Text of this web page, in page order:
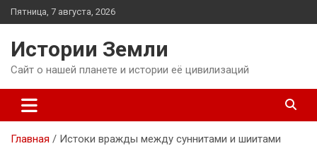
Перейти
к
Пятница, 7 августа, 2026
Истории Земли
Сайт о нашей планете и истории её цивилизаций
Главная Истоки вражды между суннитами и шиитами